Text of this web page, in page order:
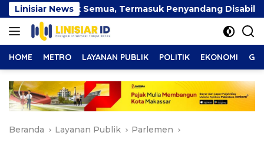
Langsung
ke
konten
Linisiar News
untuk Semua, Termasuk Penyandang Disabilitas
HOME METRO LAYANAN PUBLIK POLITIK EKONOMI
Beranda Layanan Publik Parlemen